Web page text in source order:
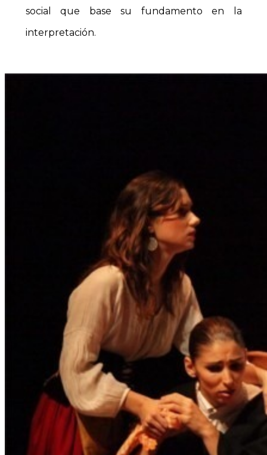
social que base su fundamento en la
interpretación.